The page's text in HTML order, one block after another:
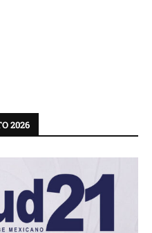
2026